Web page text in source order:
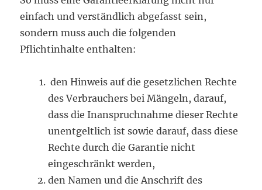
einfach und verständlich abgefasst sein,
sondern muss auch die folgenden
Pflichtinhalte enthalten:
den Hinweis auf die gesetzlichen Rechte
des Verbrauchers bei Mängeln, darauf,
dass die Inanspruchnahme dieser Rechte
unentgeltlich ist sowie darauf, dass diese
Rechte durch die Garantie nicht
eingeschränkt werden,
den Namen und die Anschrift des